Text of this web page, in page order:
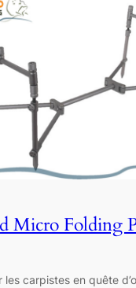
Micro Folding
les carpistes en quête